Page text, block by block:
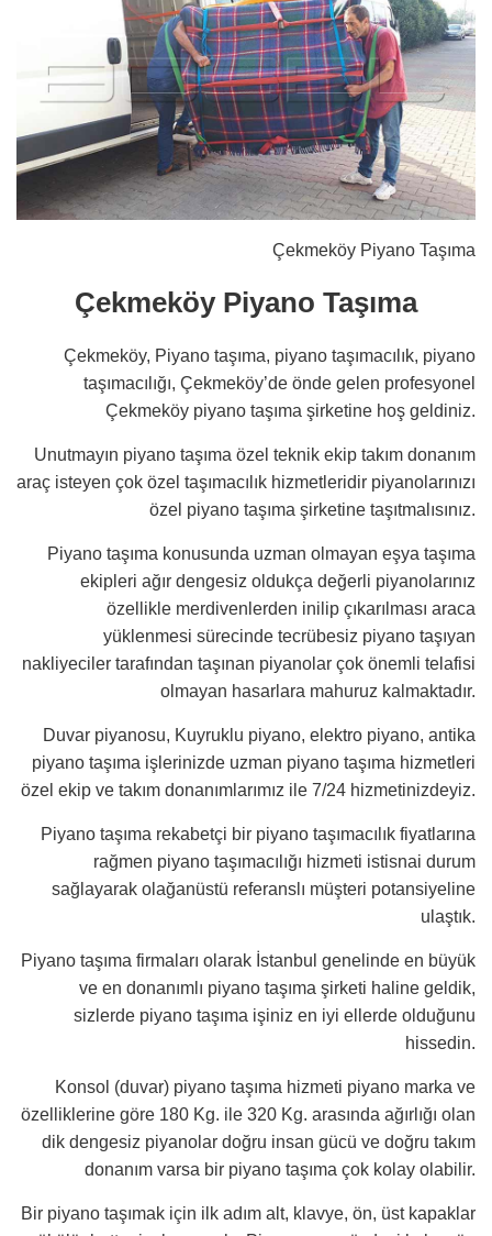
Çekmeköy Piyano Taşıma
Çekmeköy Piyano Taşıma
Çekmeköy, Piyano taşıma, piyano taşımacılık, piyano
taşımacılığı, Çekmeköy’de önde gelen profesyonel
Çekmeköy piyano taşıma şirketine hoş geldiniz.
Unutmayın piyano taşıma özel teknik ekip takım donanım
araç isteyen çok özel taşımacılık hizmetleridir piyanolarınızı
özel piyano taşıma şirketine taşıtmalısınız.
Piyano taşıma konusunda uzman olmayan eşya taşıma
ekipleri ağır dengesiz oldukça değerli piyanolarınız
özellikle merdivenlerden inilip çıkarılması araca
yüklenmesi sürecinde tecrübesiz piyano taşıyan
nakliyeciler tarafından taşınan piyanolar çok önemli telafisi
olmayan hasarlara mahuruz kalmaktadır.
Duvar piyanosu, Kuyruklu piyano, elektro piyano, antika
piyano taşıma işlerinizde uzman piyano taşıma hizmetleri
özel ekip ve takım donanımlarımız ile 7/24 hizmetinizdeyiz.
Piyano taşıma rekabetçi bir piyano taşımacılık fiyatlarına
rağmen piyano taşımacılığı hizmeti istisnai durum
sağlayarak olağanüstü referanslı müşteri potansiyeline
ulaştık.
Piyano taşıma firmaları olarak İstanbul genelinde en büyük
ve en donanımlı piyano taşıma şirketi haline geldik,
sizlerde piyano taşıma işiniz en iyi ellerde olduğunu
hissedin.
Konsol (duvar) piyano taşıma hizmeti piyano marka ve
özelliklerine göre 180 Kg. ile 320 Kg. arasında ağırlığı olan
dik dengesiz piyanolar doğru insan gücü ve doğru takım
donanım varsa bir piyano taşıma çok kolay olabilir.
Bir piyano taşımak için ilk adım alt, klavye, ön, üst kapaklar